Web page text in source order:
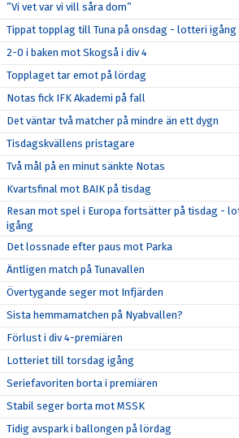
”Vi vet var vi vill såra dom”
Tippat topplag till Tuna på onsdag - lotteri igång
2-0 i baken mot Skogså i div 4
Topplaget tar emot på lördag
Notas fick IFK Akademi på fall
Det väntar två matcher på mindre än ett dygn
Tisdagskvällens pristagare
Två mål på en minut sänkte Notas
Kvartsfinal mot BAIK på tisdag
Resan mot spel i Europa fortsätter på tisdag -
igång
Det lossnade efter paus mot Parka
Äntligen match på Tunavallen
Övertygande seger mot Infjärden
Sista hemmamatchen på Nyabvallen?
Förlust i div 4-premiären
Lotteriet till torsdag igång
Seriefavoriten borta i premiären
Stabil seger borta mot MSSK
Tidig avspark i ballongen på lördag